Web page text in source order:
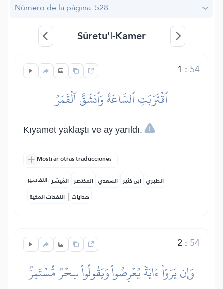
Número de la página: 528
Sûretu'l-Kamer
1 : 54
ٱقۡتَرَبَتِ ٱلسَّاعَةُ وَٱنشَقَّ ٱلۡقَمَرُ
Kıyamet yaklaştı ve ay yarıldı.
Mostrar otras traducciones
التفاسير: المُيسَّر المختصر السعدي ابن كثير الطبري
النفحات المكية | هدايات
2 : 54
وَإِن يَرَوۡاْ ءَايَةٗ يُعۡرِضُواْ وَيَقُولُواْ سِحۡرٞ مُّسۡتَمِرّٞ